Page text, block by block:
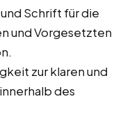
Schrift für die
und Vorgesetzten
zur klaren und
des